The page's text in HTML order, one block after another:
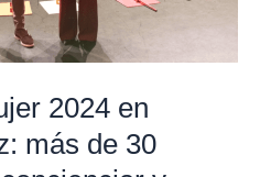
2024 en
más de 30